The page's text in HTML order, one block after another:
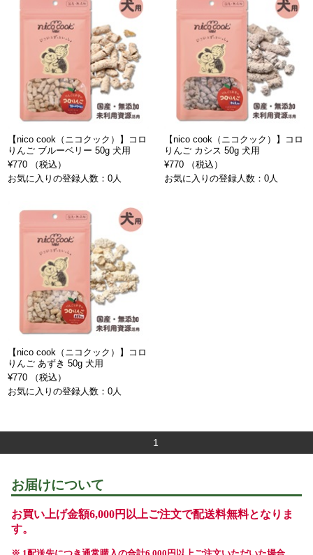
【nico cook（ニコクック）】コロ
りんご ブルーベリー 50g 犬用
¥770 （税込）
お気に入りの登録人数：0人
【nico cook（ニコクック）】コロ
りんご カシス 50g 犬用
¥770 （税込）
お気に入りの登録人数：0人
【nico cook（ニコクック）】コロ
りんご あずき 50g 犬用
¥770 （税込）
お気に入りの登録人数：0人
1